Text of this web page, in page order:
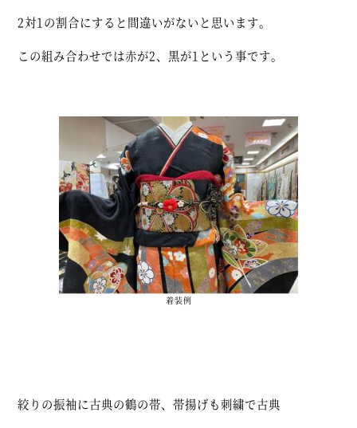
2対1の割合にすると間違いがないと思います。
この組み合わせでは赤が2、黒が1という事です。
着装例
絞りの振袖に古典の鶴の帯、帯揚げも刺繍で古典